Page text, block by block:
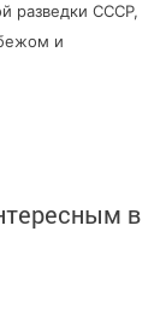
разведки СССР,
и
в